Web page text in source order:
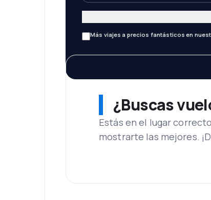
Más viajes a precios fantásticos en
¿Buscas
Estás en el lugar
mostrarte las mejores.